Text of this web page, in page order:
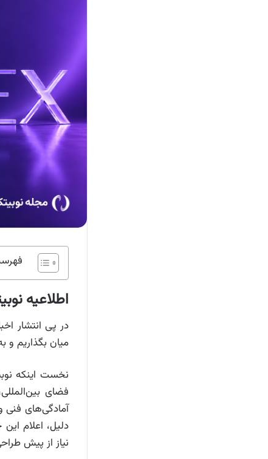
اطلاعیه
در پی انتشار
میان بگذاریم و
نخست اینکه
فضای
آمادگی‌های فنی
دلیل، اعلام
نیاز از پیش